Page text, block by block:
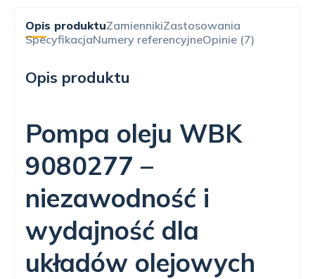
Opis produktuZamiennikiZastosowania
SpecyfikacjaNumery referencyjneOpinie (7)
Opis produktu
Pompa oleju WBK
9080277 –
niezawodność i
wydajność dla
układów olejowych